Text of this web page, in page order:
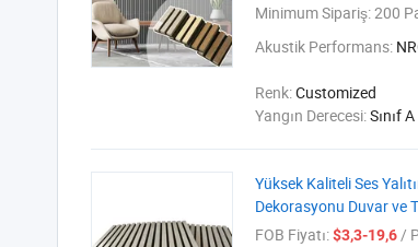
Minimum Sipariş:200
Akustik Performans:
Renk:Customized
Yangın Derecesi:Sınıf A
Yüksek Kaliteli Ses
Dekorasyonu Duvar ve
FOB Fiyatı:$3,3-19,6/